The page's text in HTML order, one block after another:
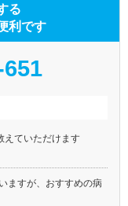
る
利です
えていただけます
ますが、おすすめの病